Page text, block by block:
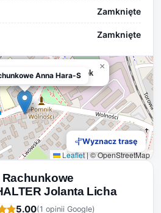
Zamknięte
Zamknięte
Anna Hara-Szarek
×
Leaflet|© OpenStreetMap
Anna Hara-S
Wyznacz trasę
Jolanta Licha
5.00(1 opinii Google)